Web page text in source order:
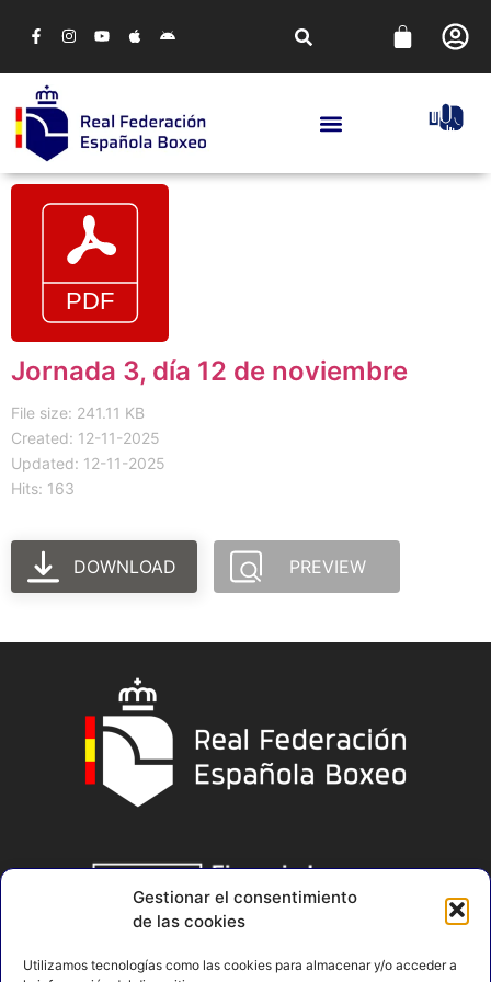
Gestionar el consentimiento
de las cookies
Utilizamos tecnologías como las cookies para almacenar y/o acceder a
Jornada 3, día 12 de noviembre
File size: 241.11 KB
Created: 12-11-2025
Updated: 12-11-2025
Hits: 163
DOWNLOAD PREVIEW